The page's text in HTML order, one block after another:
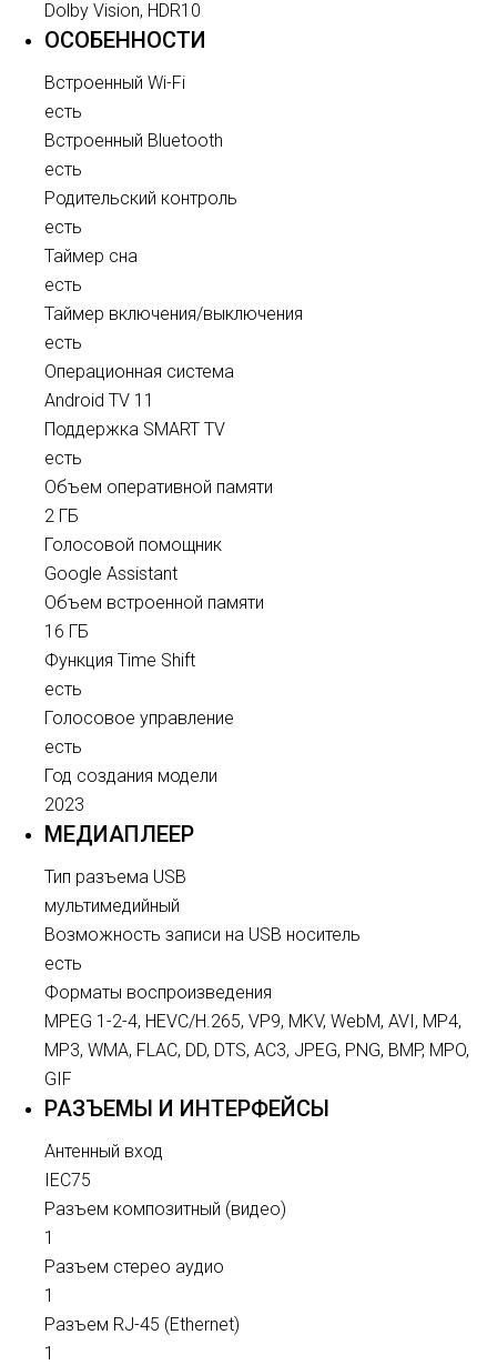
Dolby Vision, HDR10
ОСОБЕННОСТИ
Встроенный Wi-Fi
есть
Встроенный Bluetooth
есть
Родительский контроль
есть
Таймер сна
есть
Таймер включения/выключения
есть
Операционная система
Android TV 11
Поддержка SMART TV
есть
Объем оперативной памяти
2 ГБ
Голосовой помощник
Google Assistant
Объем встроенной памяти
16 ГБ
Функция Time Shift
есть
Голосовое управление
есть
Год создания модели
2023
МЕДИАПЛЕЕР
Тип разъема USB
мультимедийный
Возможность записи на USB носитель
есть
Форматы воспроизведения
MPEG 1-2-4, HEVC/H.265, VP9, MKV, WebM, AVI, MP4,
MP3, WMA, FLAC, DD, DTS, AC3, JPEG, PNG, BMP, MPO,
GIF
РАЗЪЕМЫ И ИНТЕРФЕЙСЫ
Антенный вход
IEC75
Разъем композитный (видео)
1
Разъем стерео аудио
1
Разъем RJ-45 (Ethernet)
1